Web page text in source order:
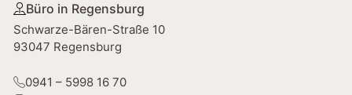
Büro in Regensburg
Schwarze-Bären-Straße 10
93047 Regensburg
0941 – 5998 16 70